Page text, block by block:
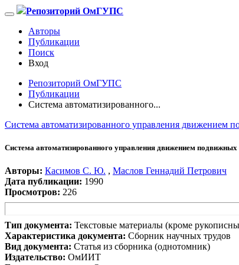
Репозиторий ОмГУПС
Авторы
Публикации
Поиск
Вход
Репозиторий ОмГУПС
Публикации
Система автоматизированного...
Система автоматизированного управления движением
Система автоматизированного управления движением
Авторы: Касимов С. Ю. , Маслов Геннадий Петрович
Дата публикации: 1990
Просмотров: 226
Тип документа: Текстовые материалы (кроме
Характеристика документа: Сборник научных трудов
Вид документа: Статья из сборника (однотомник)
Издательство: ОмИИТ